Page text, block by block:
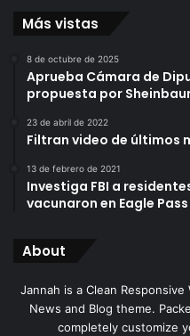
Más vistas
8 de octubre de 2025
Aprueba Cámara de
propuesta por
23 de abril de 2022
Filtran video de últimos
13 de febrero de 2021
Investiga FBI a
vacunaron en Eagle Pass
About
Jannah is a Clean
News and Blog theme.
completely customize